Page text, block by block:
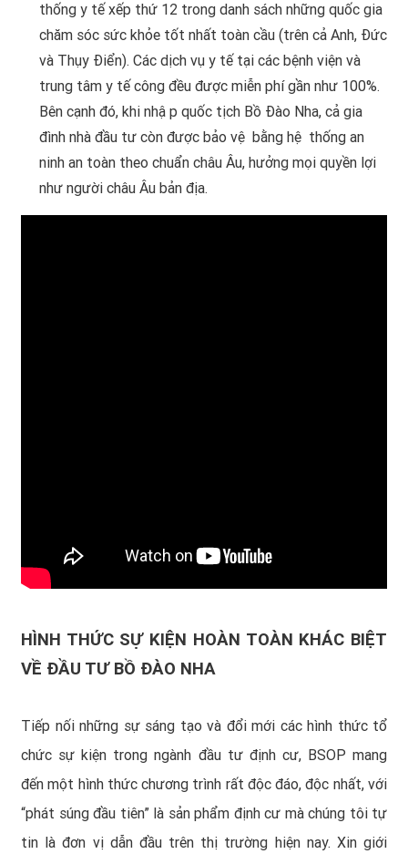
thống y tế xếp thứ 12 trong danh sách những quốc gia
chăm sóc sức khỏe tốt nhất toàn cầu (trên cả Anh, Đức
và Thụy Điển). Các dịch vụ y tế tại các bệnh viện và
trung tâm y tế công đều được miễn phí gần như 100%.
Bên cạnh đó, khi nhập quốc tịch Bồ Đào Nha, cả gia
đình nhà đầu tư còn được bảo vệ bằng hệ thống an
ninh an toàn theo chuẩn châu Âu, hưởng mọi quyền lợi
như người châu Âu bản địa.
HÌNH THỨC SỰ KIỆN HOÀN TOÀN KHÁC BIỆT
VỀ ĐẦU TƯ BỒ ĐÀO NHA
Tiếp nối những sự sáng tạo và đổi mới các hình thức tổ
chức sự kiện trong ngành đầu tư định cư, BSOP mang
đến một hình thức chương trình rất độc đáo, độc nhất, với
“phát súng đầu tiên” là sản phẩm định cư mà chúng tôi tự
tin là đơn vị dẫn đầu trên thị trường hiện nay. Xin giới